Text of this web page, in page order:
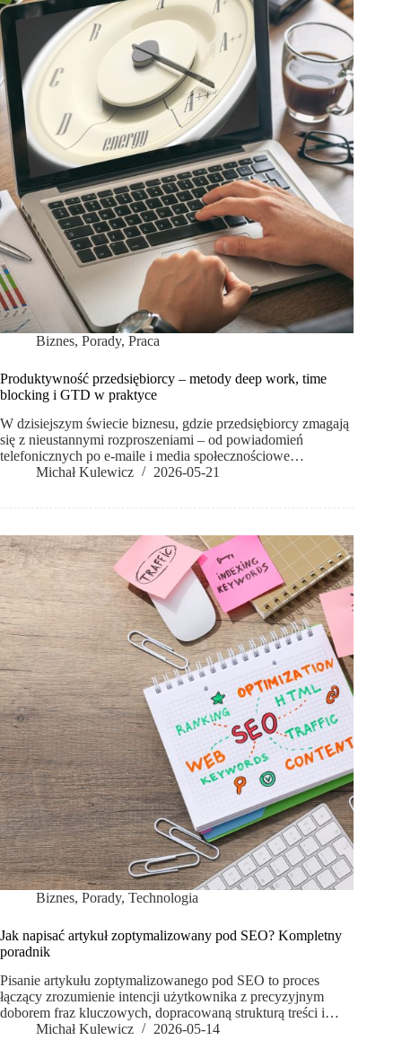
Biznes, Porady, Praca
Produktywność przedsiębiorcy – metody deep work, time
blocking i GTD w praktyce
W dzisiejszym świecie biznesu, gdzie przedsiębiorcy zmagają
się z nieustannymi rozproszeniami – od powiadomień
telefonicznych po e-maile i media społecznościowe…
Michał Kulewicz
2026-05-21
Biznes, Porady, Technologia
Jak napisać artykuł zoptymalizowany pod SEO? Kompletny
poradnik
Pisanie artykułu zoptymalizowanego pod SEO to proces
łączący zrozumienie intencji użytkownika z precyzyjnym
doborem fraz kluczowych, dopracowaną strukturą treści i…
Michał Kulewicz
2026-05-14